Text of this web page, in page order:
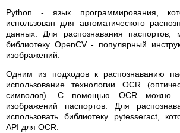
Python - язык программирования,
использован для автоматического
данных. Для распознавания паспортов,
библиотеку OpenCV - популярный
изображений.
Одним из подходов к распознаванию
использование технологии OCR
символов). С помощью OCR можно
изображений паспортов. Для
использовать библиотеку pytesseract,
API для OCR.